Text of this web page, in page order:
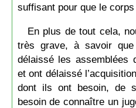
suffisant pour que le
En plus de tout cela,
très grave, à savoir
délaissé les assemblées
et ont délaissé
dont ils ont besoin, de
besoin de connaître un